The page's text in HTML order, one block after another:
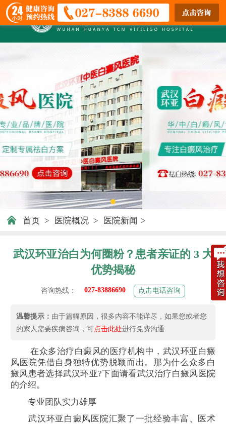
首页 > 医院概况 > 医院新闻 >
武汉环亚治白为何圈粉？患者亲证的 3 大
优势揭秘
咨询热线： 027-83886690 点击电话咨询
温馨提示： 由于篇幅原因，很多内容不能详尽，如果您或者您
的家人需要疾病咨询，可点击此处进行免费沟通
在众多治疗白癜风的医疗机构中，武汉环亚白癜
风医院凭借自身独特优势脱颖而出。那为什么众多白
癜风患者选择武汉环亚?下面请看武汉治疗白癜风医院
的介绍。
专业团队实力雄厚
武汉环亚白癜风医院汇聚了一批经验丰富、医术